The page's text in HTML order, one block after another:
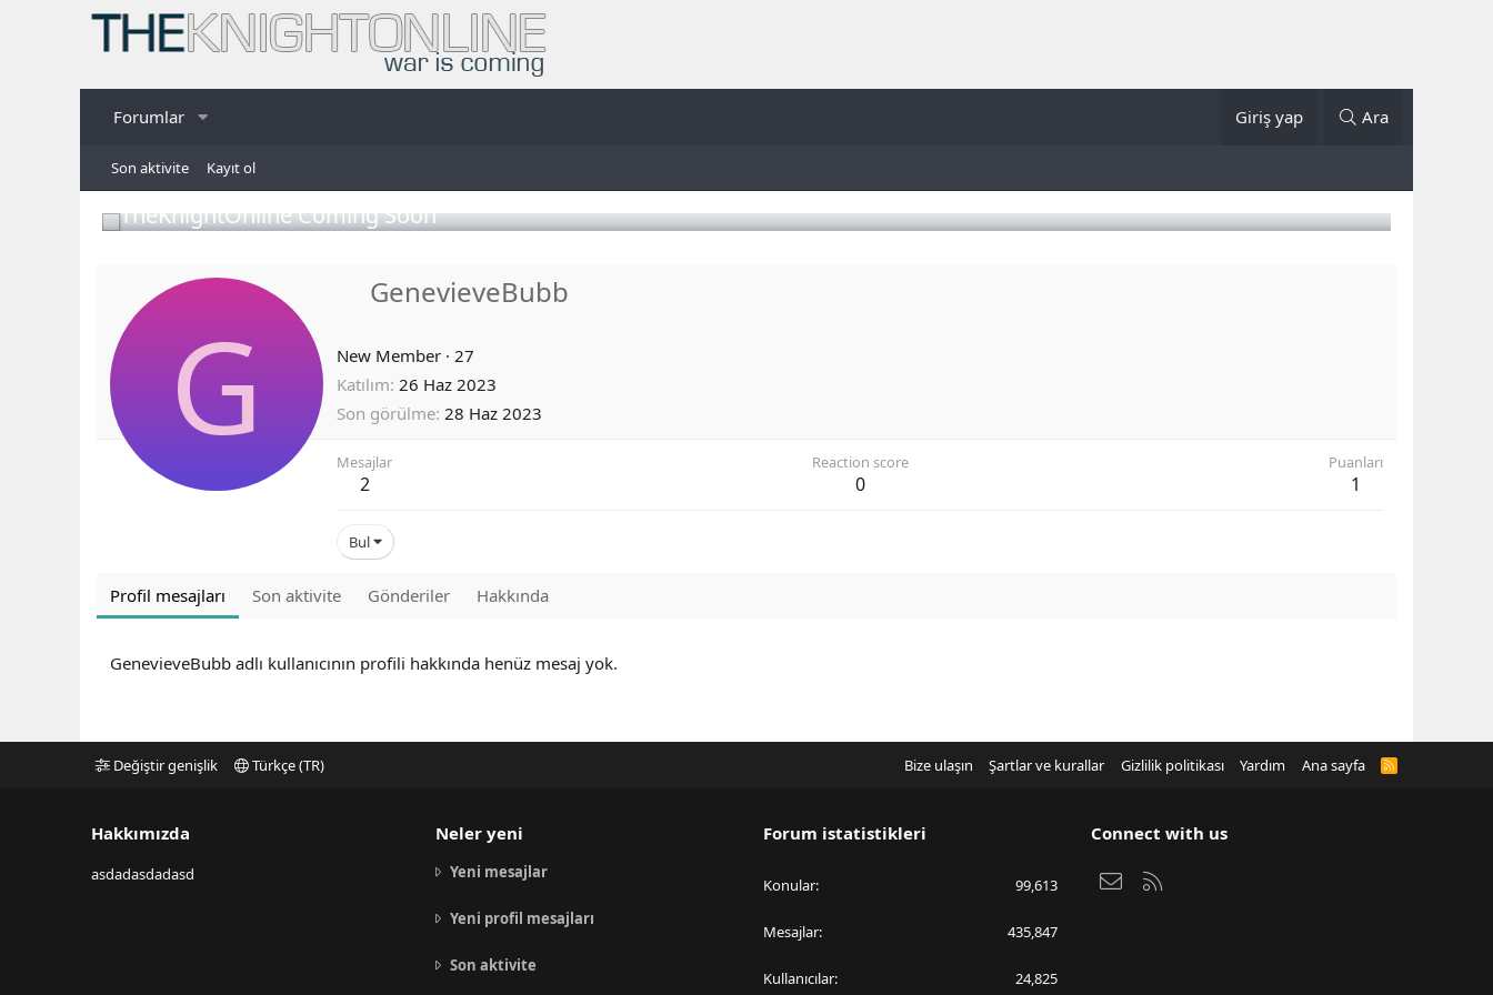
Forumlar Giriş yap Ara
Son aktivite Kayıt ol
TheKnightOnline Coming Soon
G
GenevieveBubb
New Member · 27
Katılım 26 Haz 2023
Son görülme 28 Haz 2023
Mesajlar
2
Reaction score
0
Puanları
1
Bul
Profil mesajları Son aktivite Gönderiler Hakkında
GenevieveBubb adlı kullanıcının profili hakkında henüz mesaj yok.
Değiştir genişlik Türkçe (TR) Bize ulaşın Şartlar ve kurallar Gizlilik politikası Yardım Ana sayfa
R
Hakkımızda
asdadasdadasd
Neler yeni
Yeni mesajlar
Yeni profil mesajları
Son aktivite
Forum istatistikleri
Konular 99,613
Mesajlar 435,847
Kullanıcılar 24,825
Connect with us
Bize ulaşın